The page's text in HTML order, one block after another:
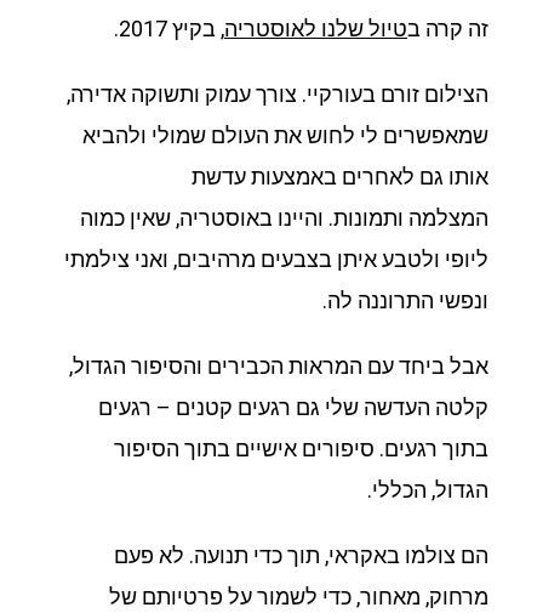
זה קרה בטיול שלנו לאוסטריה, בקיץ 2017.
הצילום זורם בעורקיי. צורך עמוק ותשוקה אדירה,
שמאפשרים לי לחוש את העולם שמולי ולהביא
אותו גם לאחרים באמצעות עדשת
המצלמה ותמונות. והיינו באוסטריה, שאין כמוה
ליופי ולטבע איתן בצבעים מרהיבים, ואני צילמתי
ונפשי התרוננה לה.
אבל ביחד עם המראות הכבירים והסיפור הגדול,
קלטה העדשה שלי גם רגעים קטנים – רגעים
בתוך רגעים. סיפורים אישיים בתוך הסיפור
הגדול, הכללי.
הם צולמו באקראי, תוך כדי תנועה. לא פעם
מרחוק, מאחור, כדי לשמור על פרטיותם של